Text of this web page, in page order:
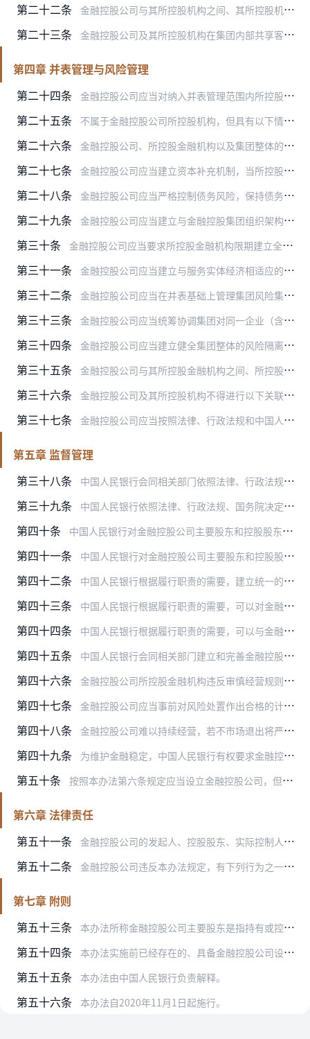
第二十二条 金融控股公司与其所控股机构之间、其所控股机构之间在开展业务协同，共享客户信息、销售团队、信息技术系统、运营后台、营业场所等资源时，不得损害客户权益，应当依法明确…
第二十三条 金融控股公司及其所控股机构在集团内部共享客户信息时，应当确保依法合规、风险可控并经客户书面授权或同意，防止客户信息被不当使用。
第四章 并表管理与风险管理
第二十四条
金融控股公司应当对纳入并表管理范围内所控股机构的公司治理、资本和杠杆率等进行全面持续管控，有效识别、计量、监测和控制金融控股集团的总体风险状况。企业集团整体被认…
第二十五条 不属于金融控股公司所控股机构，但具有以下情形的，应当纳入并表管理范围：
第二十六条 金融控股公司、所控股金融机构以及集团整体的资本应当与资产规模和风险水平相适应，资本充足水平应当以并表管理为基础计算，持续符合中国人民银行和国务院银行保险监督管理…
第二十七条 金融控股公司应当建立资本补充机制，当所控股金融机构资本不足时，金融控股公司应当及时补充资本。
第二十八条 金融控股公司应当严格控制债务风险，保持债务规模和期限结构合理适当。
第二十九条 金融控股公司应当建立与金融控股集团组织架构、业务规模、复杂程度和声誉影响相适应的全面风险管理体系。
第三十条 金融控股公司应当要求所控股金融机构限期建立全面风险管理体系，督促所控股金融机构采取定性和定量相结合的方法，识别、计量、评估、监测、报告、控制或缓释所控股金融机构…
第三十一条 金融控股公司应当建立与服务实体经济相适应的金融控股集团风险偏好体系，明确集团在实现其战略目标过程中愿意并能够承担的风险水平，确定风险管理目标，确定集团对各类风险…
第三十二条 金融控股公司应当在并表基础上管理集团风险集中与大额风险暴露。金融控股公司应当建立大额风险暴露的管理政策和内控制度，实时监控大额风险暴露，建立大额风险暴露的预警报…
第三十三条 金融控股公司应当统筹协调集团对同一企业（含企业集团）授信工作，提升集团信用风险防控水平。
第三十四条 金融控股公司应当建立健全集团整体的风险隔离机制，包括金融控股公司与其所控股机构之间、其所控股机构之间的风险隔离制度，强化法人、人事、信息、财务和关联交易等“防火…
第三十五条 金融控股公司与其所控股金融机构之间、所控股金融机构之间以及所控股金融机构与集团内其他机构之间的集团内部交易，应当遵守法律、行政法规和中国人民银行、国务院银行保险…
第三十六条 金融控股公司及其所控股机构不得进行以下关联交易：
第三十七条 金融控股公司应当按照法律、行政法规和中国人民银行要求，遵循真实、准确、完整的原则，及时进行信息披露。对信息披露中的虚假记载、误导性陈述及重大遗漏等依法承担责任。
第五章 监督管理
第三十八条
中国人民银行会同相关部门依照法律、行政法规、国务院决定及本办法，制定对金融控股公司及其业务活动实施监督管理的实施细则。
第三十九条 中国人民银行依照法律、行政法规、国务院决定及本办法，对金融控股公司实施并表监管，在并表基础上，通过报告制度、现场检查、监管谈话、风险评估和预警等方式，监控、评估…
第四十条 中国人民银行对金融控股公司主要股东和控股股东进行审查，对其真实股权结构和实际控制人实施穿透监管。
第四十一条 中国人民银行对金融控股公司主要股东和控股股东的入股资金进行穿透监管，严格审查入股资金来源、性质与流向。
第四十二条 中国人民银行根据履行职责的需要，建立统一的金融控股公司监管信息平台和统计制度，有权要求金融控股公司按照规定报送资产负债表、利润表和其他财务会计、统计报表、经营管…
第四十三条 中国人民银行根据履行职责的需要，可以对金融控股公司进行现场检查，询问工作人员，查阅、复制相关文件、资料，检查电子数据系统等。
第四十四条 中国人民银行根据履行职责的需要，可以与金融控股公司董事、监事、高级管理人员进行监督管理谈话，要求金融控股公司董事、监事、高级管理人员就金融控股公司业务活动和风险…
第四十五条 中国人民银行会同相关部门建立和完善金融控股集团的风险评估体系，综合运用宏观审慎政策、金融机构评级、反洗钱、反恐怖融资监测等政策工具，评估金融控股集团的经营管理与…
第四十六条 金融控股公司所控股金融机构违反审慎经营规则，财务状况显著恶化，严重危及自身稳健运行、损害客户合法权益，金融控股公司有义务帮助其所控股金融机构恢复正常营运。金融控…
第四十七条 金融控股公司应当事前对风险处置作出合格的计划并报告中国人民银行。
第四十八条 金融控股公司难以持续经营，若不市场退出将严重危害金融秩序、损害公众利益的，应当依法实施市场退出。
第四十九条 为维护金融稳定，中国人民银行有权要求金融控股公司制定金融控股集团整体恢复和处置计划，并报中国人民银行备案。
第五十条 按照本办法第六条规定应当设立金融控股公司，但未获得金融控股公司许可的，由中国人民银行会同国务院银行保险监督管理机构、国务院证券监督管理机构责令改正，逾期不改正的…
第六章 法律责任
第五十一条
金融控股公司的发起人、控股股东、实际控制人违反本办法规定，有下列行为之一的，由中国人民银行责令限期改正，没收违法所得，并处违法所得1倍以上5倍以下罚款。没有违法…
第五十二条 金融控股公司违反本办法规定，有下列行为之一的，由中国人民银行责令限期改正，没收违法所得，对单位处违法所得1倍以上10倍以下罚款，没有违法所得或违法所得不足100…
第七章 附则
第五十三条
本办法所称金融控股公司主要股东是指持有或控制金融控股公司股份总额5%以上股份或表决权，或持有股份总额不足5%但对金融控股公司经营管理有重大影响的股东。
第五十四条 本办法实施前已经存在的、具备金融控股公司设立情形的机构，如果未达到本办法规定的监管要求，经国务院金融管理部门同意，可以在一定期限内进行整改，并由国务院金融管理部…
第五十五条 本办法由中国人民银行负责解释。
第五十六条 本办法自2020年11月1日起施行。